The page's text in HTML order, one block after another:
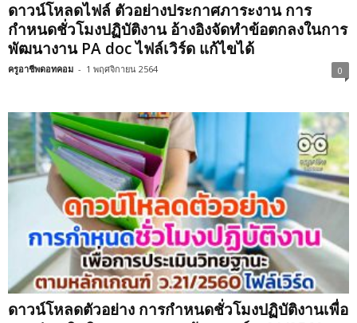
ดาวน์โหลดไฟล์ ตัวอย่างประกาศภาระงาน การ
กำหนดชั่วโมงปฏิบัติงาน อ้างอิงจัดทำข้อตกลงในการ
พัฒนางาน PA doc ไฟล์เวิร์ด แก้ไขได้
ครูอาชีพดอทคอม - 1 พฤศจิกายน 2564 0
ดาวน์โหลดตัวอย่าง การกำหนดชั่วโมงปฏิบัติงานเพื่อ